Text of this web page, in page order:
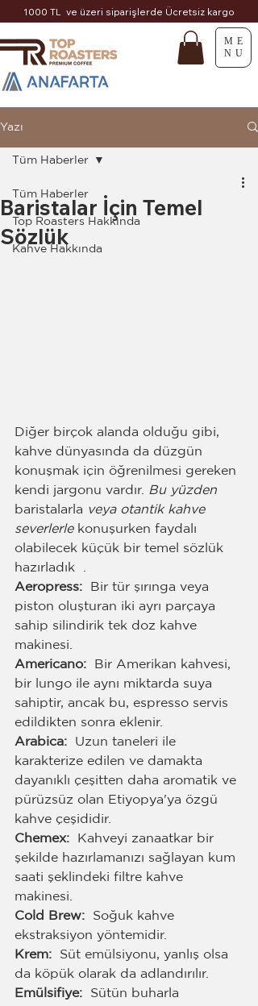
1000 TL ve üzeri siparişlerde Ücretsiz kargo
ME
NU
Yazı
Tüm Haberler
Top Roasters Hakkında
Kahve Hakkında
Tüm Haberler
Baristalar İçin Temel
Sözlük
Diğer birçok alanda olduğu gibi,
kahve dünyasında da düzgün
konuşmak için öğrenilmesi gereken
kendi jargonu vardır. Bu yüzden
baristalarla veya otantik kahve
severlerle konuşurken faydalı
olabilecek küçük bir temel sözlük
hazırladık  .
Aeropress:
  Bir tür şırınga veya
piston oluşturan iki ayrı parçaya
sahip silindirik tek doz kahve
makinesi.
Americano:
Bir Amerikan kahvesi,
bir lungo ile aynı miktarda suya
sahiptir, ancak bu, espresso servis
edildikten sonra eklenir.
Arabica:
Uzun taneleri ile
karakterize edilen ve damakta
dayanıklı çeşitten daha aromatik ve
pürüzsüz olan Etiyopya'ya özgü
kahve çeşididir.
Chemex:
Kahveyi zanaatkar bir
şekilde hazırlamanızı sağlayan kum
saati şeklindeki filtre kahve
makinesi.
Cold Brew:
Soğuk kahve
ekstraksiyon yöntemidir.
Krem:
Süt emülsiyonu, yanlış olsa
da köpük olarak da adlandırılır.
Emülsifiye:
Sütün buharla